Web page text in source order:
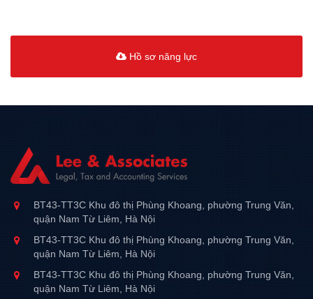
Hồ sơ năng lực
BT43-TT3C Khu đô thị Phùng Khoang, phường Trung Văn,
quận Nam Từ Liêm, Hà Nội
BT43-TT3C Khu đô thị Phùng Khoang, phường Trung Văn,
quận Nam Từ Liêm, Hà Nội
BT43-TT3C Khu đô thị Phùng Khoang, phường Trung Văn,
quận Nam Từ Liêm, Hà Nội